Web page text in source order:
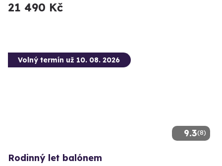
21 490 Kč
9.3(8)
Volný termín už 10. 08. 2026
Rodinný let balónem